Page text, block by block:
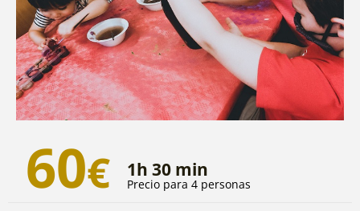
60€ 1h 30 min
Precio para 4 personas